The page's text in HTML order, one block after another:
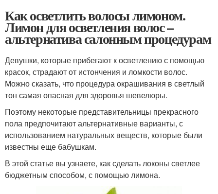
Как осветлить волосы лимоном.
Лимон для осветления волос –
альтернатива салонным процедурам
Девушки, которые прибегают к осветлению с помощью
красок, страдают от истончения и ломкости волос.
Можно сказать, что процедура окрашивания в светлый
тон самая опасная для здоровья шевелюры.
Поэтому некоторые представительницы прекрасного
пола предпочитают альтернативные варианты, с
использованием натуральных веществ, которые были
известны еще бабушкам.
В этой статье вы узнаете, как сделать локоны светлее
бюджетным способом, с помощью лимона.